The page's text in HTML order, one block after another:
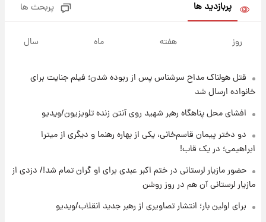
جدول
۱۶ ساعت پیش
۱۹ ساعت پیش
۱۹ ساعت پیش
برای اولین بار؛ انتشار تصاویری از رهبر جدید
انقلاب/ویدیو
پربازدید ها پربحث ها
روز هفته ماه سال
قتل هولناک مداح سرشناس پس از ربوده شدن؛ فیلم جنایت برای
خانواده ارسال شد
افشای محل پناهگاه‌ رهبر شهید روی آنتن زنده تلویزیون/ویدیو
دو دختر پیمان قاسم‌خانی، یکی از بهاره رهنما و دیگری از میترا
ابراهیمی؛ در یک قاب!
حضور مازیار لرستانی در ختم اکبر عبدی برای او گران تمام شد!/ دزدی از
مازیار لرستانی آن هم در روز روشن
برای اولین بار؛ انتشار تصاویری از رهبر جدید انقلاب/ویدیو